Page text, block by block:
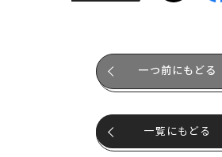
一つ前にもどる
一覧にもどる